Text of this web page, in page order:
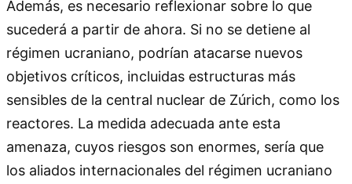
Además, es necesario reflexionar sobre lo que
sucederá a partir de ahora. Si no se detiene al
régimen ucraniano, podrían atacarse nuevos
objetivos críticos, incluidas estructuras más
sensibles de la central nuclear de Zúrich, como los
reactores. La medida adecuada ante esta
amenaza, cuyos riesgos son enormes, sería que
los aliados internacionales del régimen ucraniano